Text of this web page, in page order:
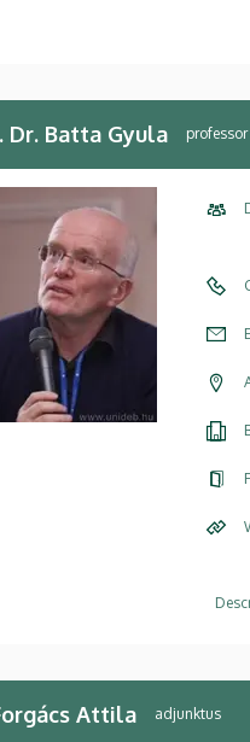
Dr. Batta Gyula
Attila adjunktus